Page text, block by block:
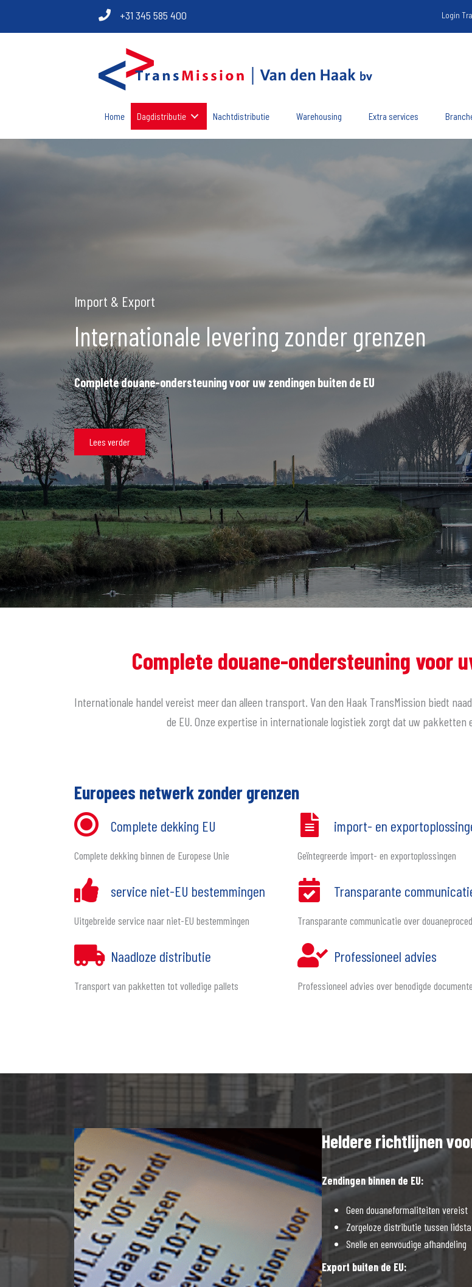
+31 345 585 400 Login
Home Dagdistributie Nachtdistributie Warehousing Extra services
Import & Export
Internationale levering zonder grenzen
Complete douane-ondersteuning voor uw zendingen buiten de EU
Lees verder
Complete douane-ondersteuning voor
Internationale handel vereist meer dan alleen transport. Van den Haak TransMission biedt
de EU. Onze expertise in internationale logistiek zorgt dat uw pakketten
Europees netwerk zonder grenzen
Complete dekking EU
Complete dekking binnen de Europese Unie
service niet-EU bestemmingen
Uitgebreide service naar niet-EU bestemmingen
Naadloze distributie
Transport van pakketten tot volledige pallets
import- en
Geïntegreerde import- en exportoplossingen
Transparante
Transparante communicatie over
Professioneel advies
Professioneel advies over benodigde
Heldere richtlijnen
Zendingen binnen de EU:
Geen douaneformaliteiten vereist
Zorgeloze distributie tussen
Snelle en eenvoudige afhandeling
Export buiten de EU: